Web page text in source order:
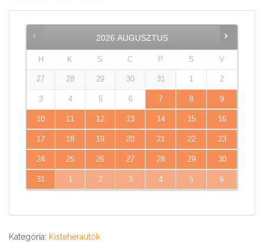
2026 AUGUSZTUS
H K S C P S V
27 28 29 30 31 1 2
3 4 5 6 7 8 9
10 11 12 13 14 15 16
17 18 19 20 21 22 23
24 25 26 27 28 29 30
31 1 2 3 4 5 6
Kategória: Kisteherautók